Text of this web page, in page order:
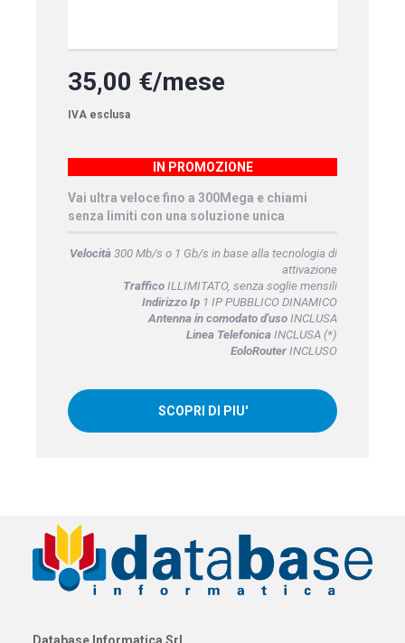
35,00 €/mese
IVA esclusa
IN PROMOZIONE
Vai ultra veloce fino a 300Mega e chiami
senza limiti con una soluzione unica
Velocità300 Mb/s o 1 Gb/s in base alla tecnologia di
attivazione
TrafficoILLIMITATO, senza soglie mensili
Indirizzo Ip1 IP PUBBLICO DINAMICO
Antenna in comodato d'usoINCLUSA
Linea TelefonicaINCLUSA (*)
EoloRouterINCLUSO
SCOPRI DI PIU'